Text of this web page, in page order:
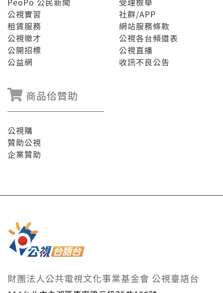
公視實習
租賃服務
公視徵才
公開招標
公益網
社群/APP
網站服務條款
公視各台頻道表
公視直播
收訊不良公告
商品佮贊助
公視購
贊助公視
企業贊助
財團法人公共電視文化事業基金會 公視臺語台